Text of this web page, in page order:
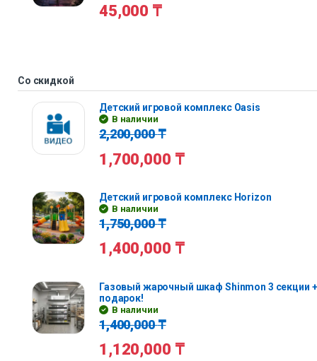
45,000 ₸
Со скидкой
Детский игровой комплекс Oasis
В наличии
2,200,000₸
1,700,000 ₸
Детский игровой комплекс Horizon
В наличии
1,750,000₸
1,400,000 ₸
Газовый жарочный шкаф Shinmon 3 секции
подарок!
В наличии
1,400,000₸
1,120,000 ₸